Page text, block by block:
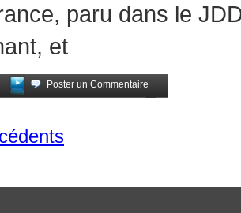
paru dans le
et
Poster un Commentaire